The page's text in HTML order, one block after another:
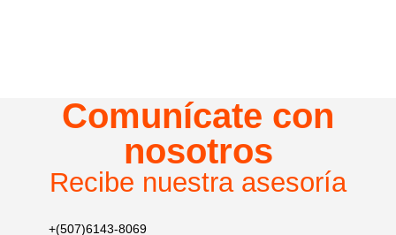
Comunícate con
nosotros
Recibe nuestra asesoría
+(507)6143-8069